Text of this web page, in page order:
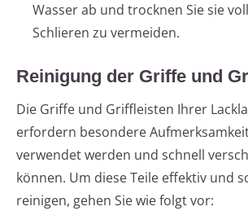
Wasser ab und trocknen Sie sie
Schlieren zu vermeiden.
Reinigung der Griffe und
Die Griffe und Griffleisten Ihrer
erfordern besondere
verwendet werden und schnell
können. Um diese Teile effektiv und
reinigen, gehen Sie wie folgt vor: